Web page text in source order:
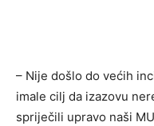
– Nije došlo do većih
imale cilj da izazovu
spriječili upravo naši